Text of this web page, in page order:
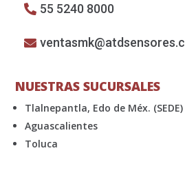
55 5240 8000
NUESTRAS SUCURSALES
Tlalnepantla, Edo de Méx. (SEDE)
Aguascalientes
Toluca